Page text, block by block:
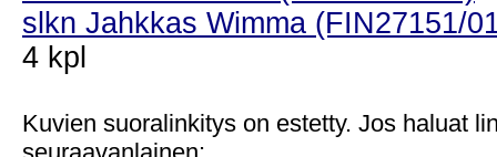
slkn Jahkkas Wimma (FIN27151/
4 kpl
Kuvien suoralinkitys on estetty. Jos haluat